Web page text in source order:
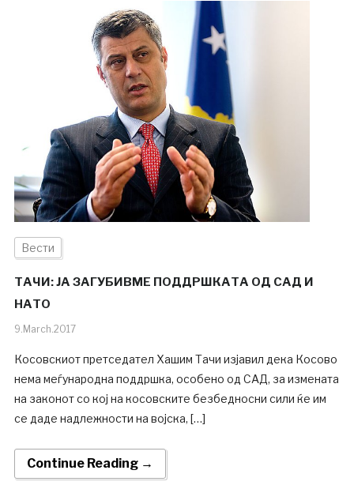
Вести
ТАЧИ: ЈА ЗАГУБИВМЕ ПОДДРШКАТА ОД САД И
НАТО
9.March.2017
Косовскиот претседател Хашим Тачи изјавил дека Косово
нема меѓународна поддршка, особено од САД, за измената
на законот со кој на косовските безбедносни сили ќе им
се даде надлежности на војска, […]
Continue Reading →